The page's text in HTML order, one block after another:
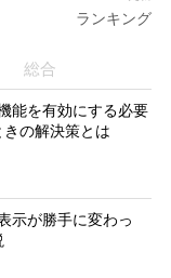
ランキング
総合
能を有効にする必要
の解決策とは
示が勝手に変わっ